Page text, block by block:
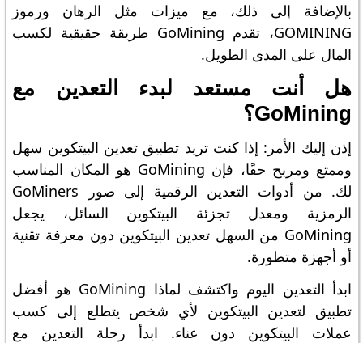
بالإضافة إلى ذلك، مع ميزات مثل الرهان ورموز
GOMINING، تقدم GoMining طريقة حقيقية لكسب
المال على المدى الطويل.
هل أنت مستعد لبدء التعدين مع
GoMining؟
إذن إليك الأمر: إذا كنت تريد تطبيق تعدين البيتكوين سهل
وممتع ومربح حقًا، فإن GoMining هو المكان المناسب
لك. من أدوات التعدين الرقمية إلى صور GoMiners
الرمزية ومعدل تجزئة البيتكوين السائل، يجعل
GoMining من السهل تعدين البيتكوين دون معرفة تقنية
أو أجهزة متطورة.
ابدأ التعدين اليوم واكتشف لماذا GoMining هو أفضل
تطبيق لتعدين البيتكوين لأي شخص يتطلع إلى كسب
عملات البيتكوين دون عناء. ابدأ رحلة التعدين مع